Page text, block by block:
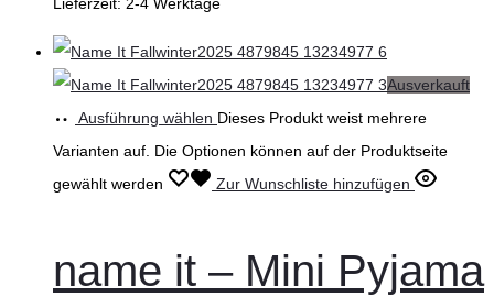
Ausverkauft
Ausführung wählen Dieses Produkt weist mehrere
Varianten auf. Die Optionen können auf der Produktseite
gewählt werden
Zur Wunschliste hinzufügen
name it – Mini Pyjama